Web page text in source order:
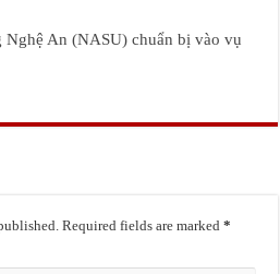
An (NASU) chuẩn bị vào vụ
Required fields are marked*